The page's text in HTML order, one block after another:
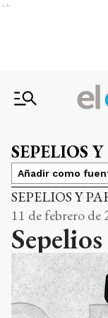
Ads
SEPELIOS
Añadir como
SEPELIOS Y
11 de febrero de